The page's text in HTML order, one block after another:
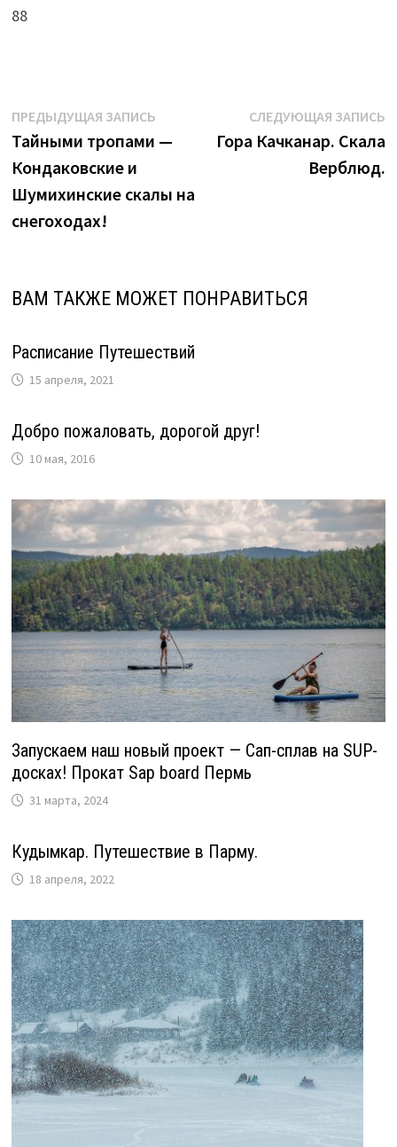
88
Навигация
по
записям
ПРЕДЫДУЩАЯ ЗАПИСЬПредыдущая
запись:
Тайными тропами —
Кондаковские и
Шумихинские скалы на
снегоходах!
СЛЕДУЮЩАЯ ЗАПИСЬ
Гора Качканар. Скала
Верблюд.
ВАМ ТАКЖЕ МОЖЕТ ПОНРАВИТЬСЯ
Расписание Путешествий
15 апреля, 2021
Добро пожаловать, дорогой друг!
10 мая, 2016
Запускаем наш новый проект — Сап-сплав на SUP-
досках! Прокат Sap board Пермь
31 марта, 2024
Кудымкар. Путешествие в Парму.
18 апреля, 2022